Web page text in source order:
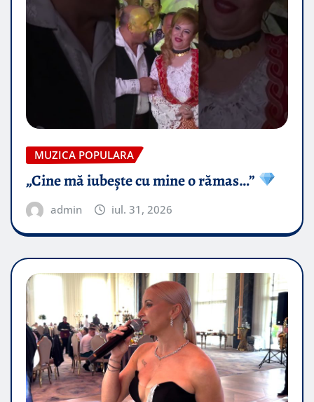
MUZICA POPULARA
„Cine mă iubește cu mine o rămas…”
admin iul. 31, 2026